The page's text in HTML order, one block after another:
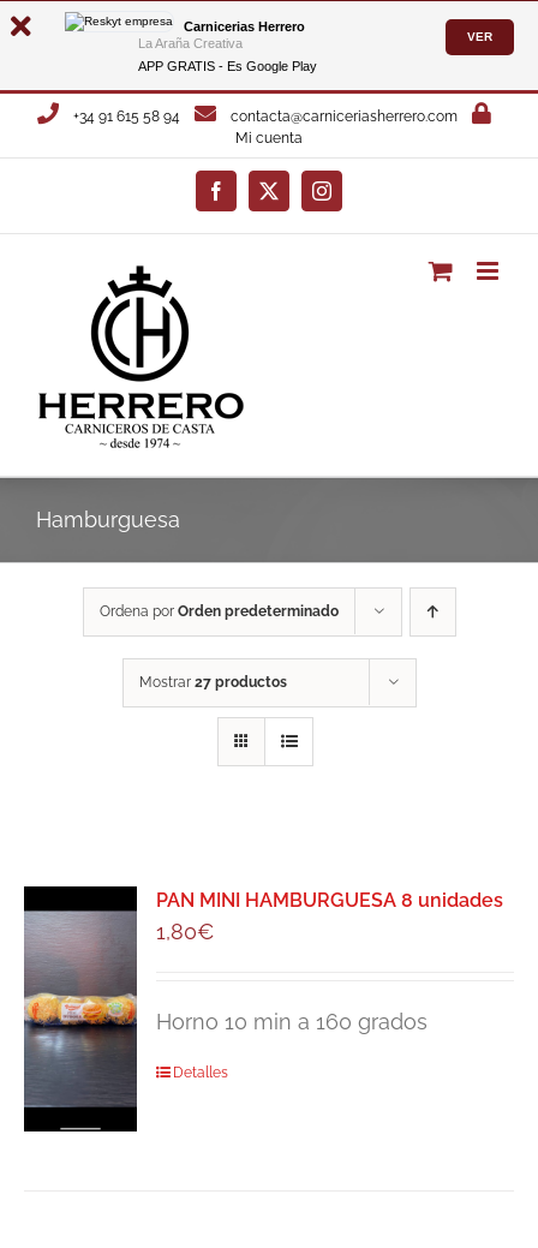
Carnicerias Herrero
La Araña Creativa
APP GRATIS - Es Google Play
VER
Saltar
+34 91 615 58 94
contacta@carniceriasherrero.com
Mi cuenta
Facebook
X Instagram
Hamburguesa
Ordena por Orden predeterminado
Mostrar 27 productos
PAN MINI HAMBURGUESA 8 unidades
1,80€
Horno 10 min a 160 grados
Detalles